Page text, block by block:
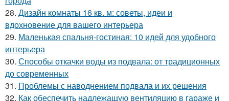
28. Дизайн комнаты 16 кв. м: советы, идеи и
вдохновение для вашего интерьера
29. Маленькая спальня-гостиная: 10 идей для удобного
интерьера
30. Способы откачки воды из подвала: от традиционных
до современных
31. Проблемы с наводнением подвала и их решения
32. Как обеспечить надлежащую вентиляцию в гараже и